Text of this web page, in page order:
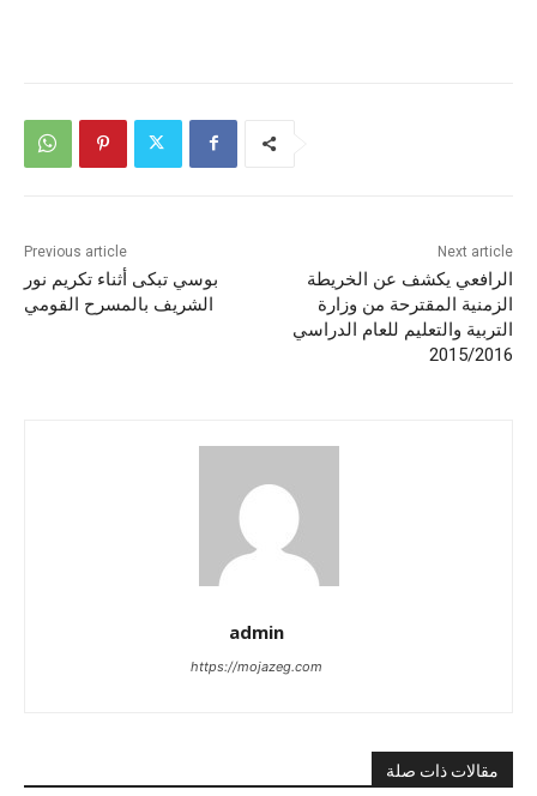
Previous article
بوسي تبكى أثناء تكريم نور
الشريف بالمسرح القومي
Next article
الرافعي يكشف عن الخريطة
الزمنية المقترحة من وزارة
التربية والتعليم للعام الدراسي
2015/2016
admin
https://mojazeg.com
مقالات ذات صلة